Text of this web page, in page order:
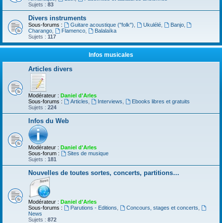
Sujets : 83
Divers instruments
Sous-forums : Guitare acoustique ("folk") Ukulélé, Banjo,
Charango
Flamenco,
Balalaïka
Sujets : 117
Infos musicales
Articles divers
Modérateur : Daniel d'Arles
Sous-forums :
Articles Interviews
Ebooks libres et gratuits
Sujets : 224
Infos du Web
Modérateur : Daniel d'Arles
Sous-forum :
Sites de musique
Sujets : 181
Nouvelles de toutes sortes, concerts, partitions…
Modérateur : Daniel d'Arles
Sous-forums :
Parutions - Editions Concours, stages et concerts
News
Sujets : 872